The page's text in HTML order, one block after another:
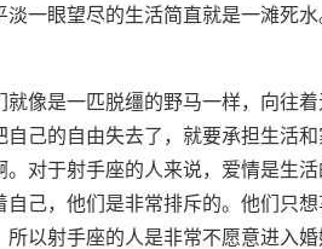
一眼望尽的生活简直就是一滩死水
就像是一匹脱缰的野马一样，向往
己的自由失去了，就要承担生活
对于射手座的人来说，爱情是生
己，他们是非常排斥的。他们只想
以射手座的人是非常不愿意进入婚